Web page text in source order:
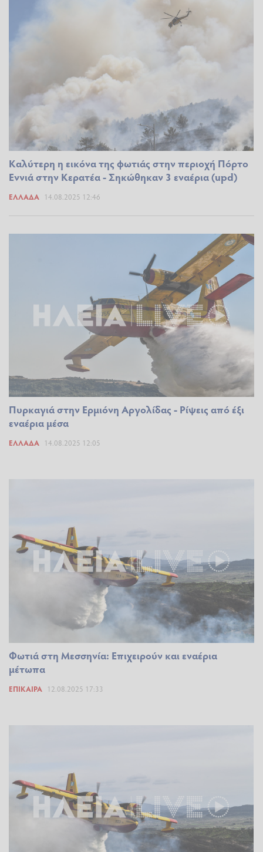
Καλύτερη η εικόνα της φωτιάς στην περιοχή Πόρτο
Εννιά στην Κερατέα - Σηκώθηκαν 3 εναέρια (upd)
ΕΛΛΆΔΑ 14.08.2025 12:46
Πυρκαγιά στην Ερμιόνη Αργολίδας - Ρίψεις από έξι
εναέρια μέσα
ΕΛΛΆΔΑ 14.08.2025 12:05
Φωτιά στη Μεσσηνία: Επιχειρούν και εναέρια
μέτωπα
ΕΠΊΚΑΙΡΑ 12.08.2025 17:33